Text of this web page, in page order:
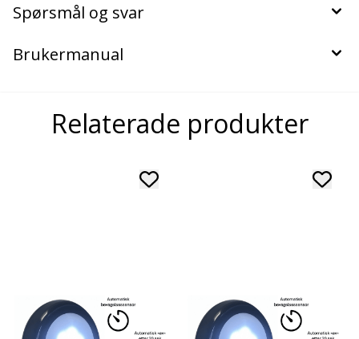
Spørsmål og svar
Brukermanual
Relaterade produkter